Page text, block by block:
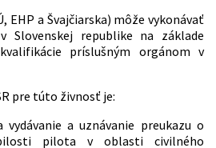
EHP a Švajčiarska) môže vykonávať
Slovenskej republike na základe
príslušným orgánom v
pre túto živnosť je:
vydávanie a uznávanie preukazu o
pilota v oblasti civilného